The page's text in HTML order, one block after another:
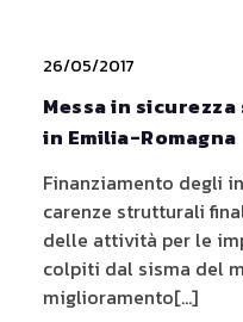
26/05/2017
Messa in
in Emilia-Romagna
Finanziamento degli
carenze strutturali
delle attività per le
colpiti dal sisma del
miglioramento[...]